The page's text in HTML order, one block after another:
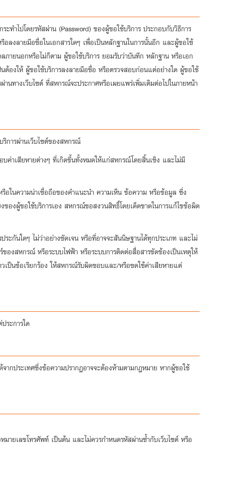
ทำไปโดยรหัสผ่าน (Password) ของผู้ขอใช้บริการ ประกอบกับวิธีการ
ลงลายมือชื่อในเอกสารใดๆ เพื่อเป็นหลักฐานในการนั้นอีก และผู้ขอใช้
ภายนอกหรือไม่ก็ตาม ผู้ขอใช้บริการ ยอมรับว่าบันทึก หลักฐาน หรือเอก
ต้องให้ ผู้ขอใช้บริการลงลายมือชื่อ หรือตรวจสอบก่อนแต่อย่างใด ผู้ขอใช้
นทางเว็บไซต์ ที่สหกรณ์จะประกาศหรือเผยแพร่เพิ่มเติมต่อไปในภายหน้า
ริการผ่านเว็บไซต์ของสหกรณ์
ค่าเสียหายต่างๆ ที่เกิดขึ้นทั้งหมดให้แก่สหกรณ์โดยสิ้นเชิง และไม่มี
อในความน่าเชื่อถือของคำแนะนำ ความเห็น ข้อความ หรือข้อมูล ซึ่ง
องผู้ขอใช้บริการเอง สหกรณ์ขอสงวนสิทธิ์โดยเด็ดขาดในการแก้ไขข้อผิด
ะกันใดๆ ไม่ว่าอย่างชัดเจน หรือที่อาจจะสันนิษฐานได้ทุกประเภท และไม่
ของสหกรณ์ หรือระบบไฟฟ้า หรือระบบการติดต่อสื่อสารขัดข้องเป็นเหตุให้
เป็นข้อเรียกร้อง ให้สหกรณ์รับผิดชอบและ/หรือชดใช้ค่าเสียหายแต่
ระการใด
ากประเทศซึ่งข้อความปรากฎอาจจะต้องห้ามตามกฎหมาย หากผู้ขอใช้
ายเลขโทรศัพท์ เป็นต้น และไม่ควรกำหนดรหัสผ่านซ้ำกับเว็บไซต์ หรือ